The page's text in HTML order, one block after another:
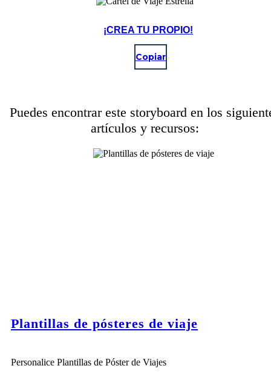
¡CREA TU PROPIO!
Copiar
Puedes encontrar este storyboard en los
artículos y recursos:
Plantillas de pósteres de viaje
Personalice Plantillas de Póster de Viajes